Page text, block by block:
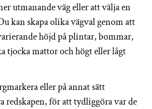
utmanande väg eller att välja en
kan skapa olika vägval genom att
höjd på plintar, bommar,
tjocka mattor och högt eller lågt
eller på annat sätt
redskapen, för att tydliggöra var de